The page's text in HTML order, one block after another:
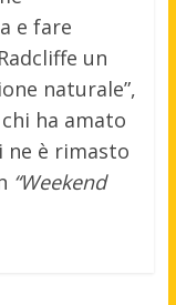
e fare
un
naturale”,
chi ha amato
ne è rimasto
“Weekend